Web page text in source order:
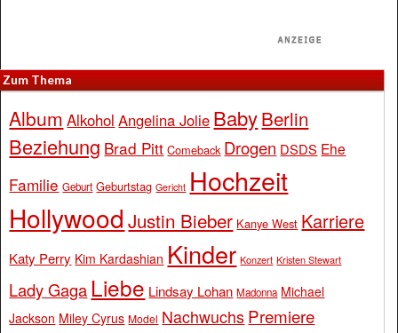
Zum Thema
Album Alkohol Angelina Jolie BabyBerlin
Beziehung Brad Pitt Comeback Drogen DSDS Ehe
Familie Geburt Geburtstag Gericht Hochzeit
Hollywood Justin Bieber Kanye West Karriere
Katy Perry Kim Kardashian Kinder Konzert Kristen Stewart
Lady Gaga Liebe Lindsay Lohan Madonna Michael
Jackson Miley Cyrus Model Nachwuchs Premiere